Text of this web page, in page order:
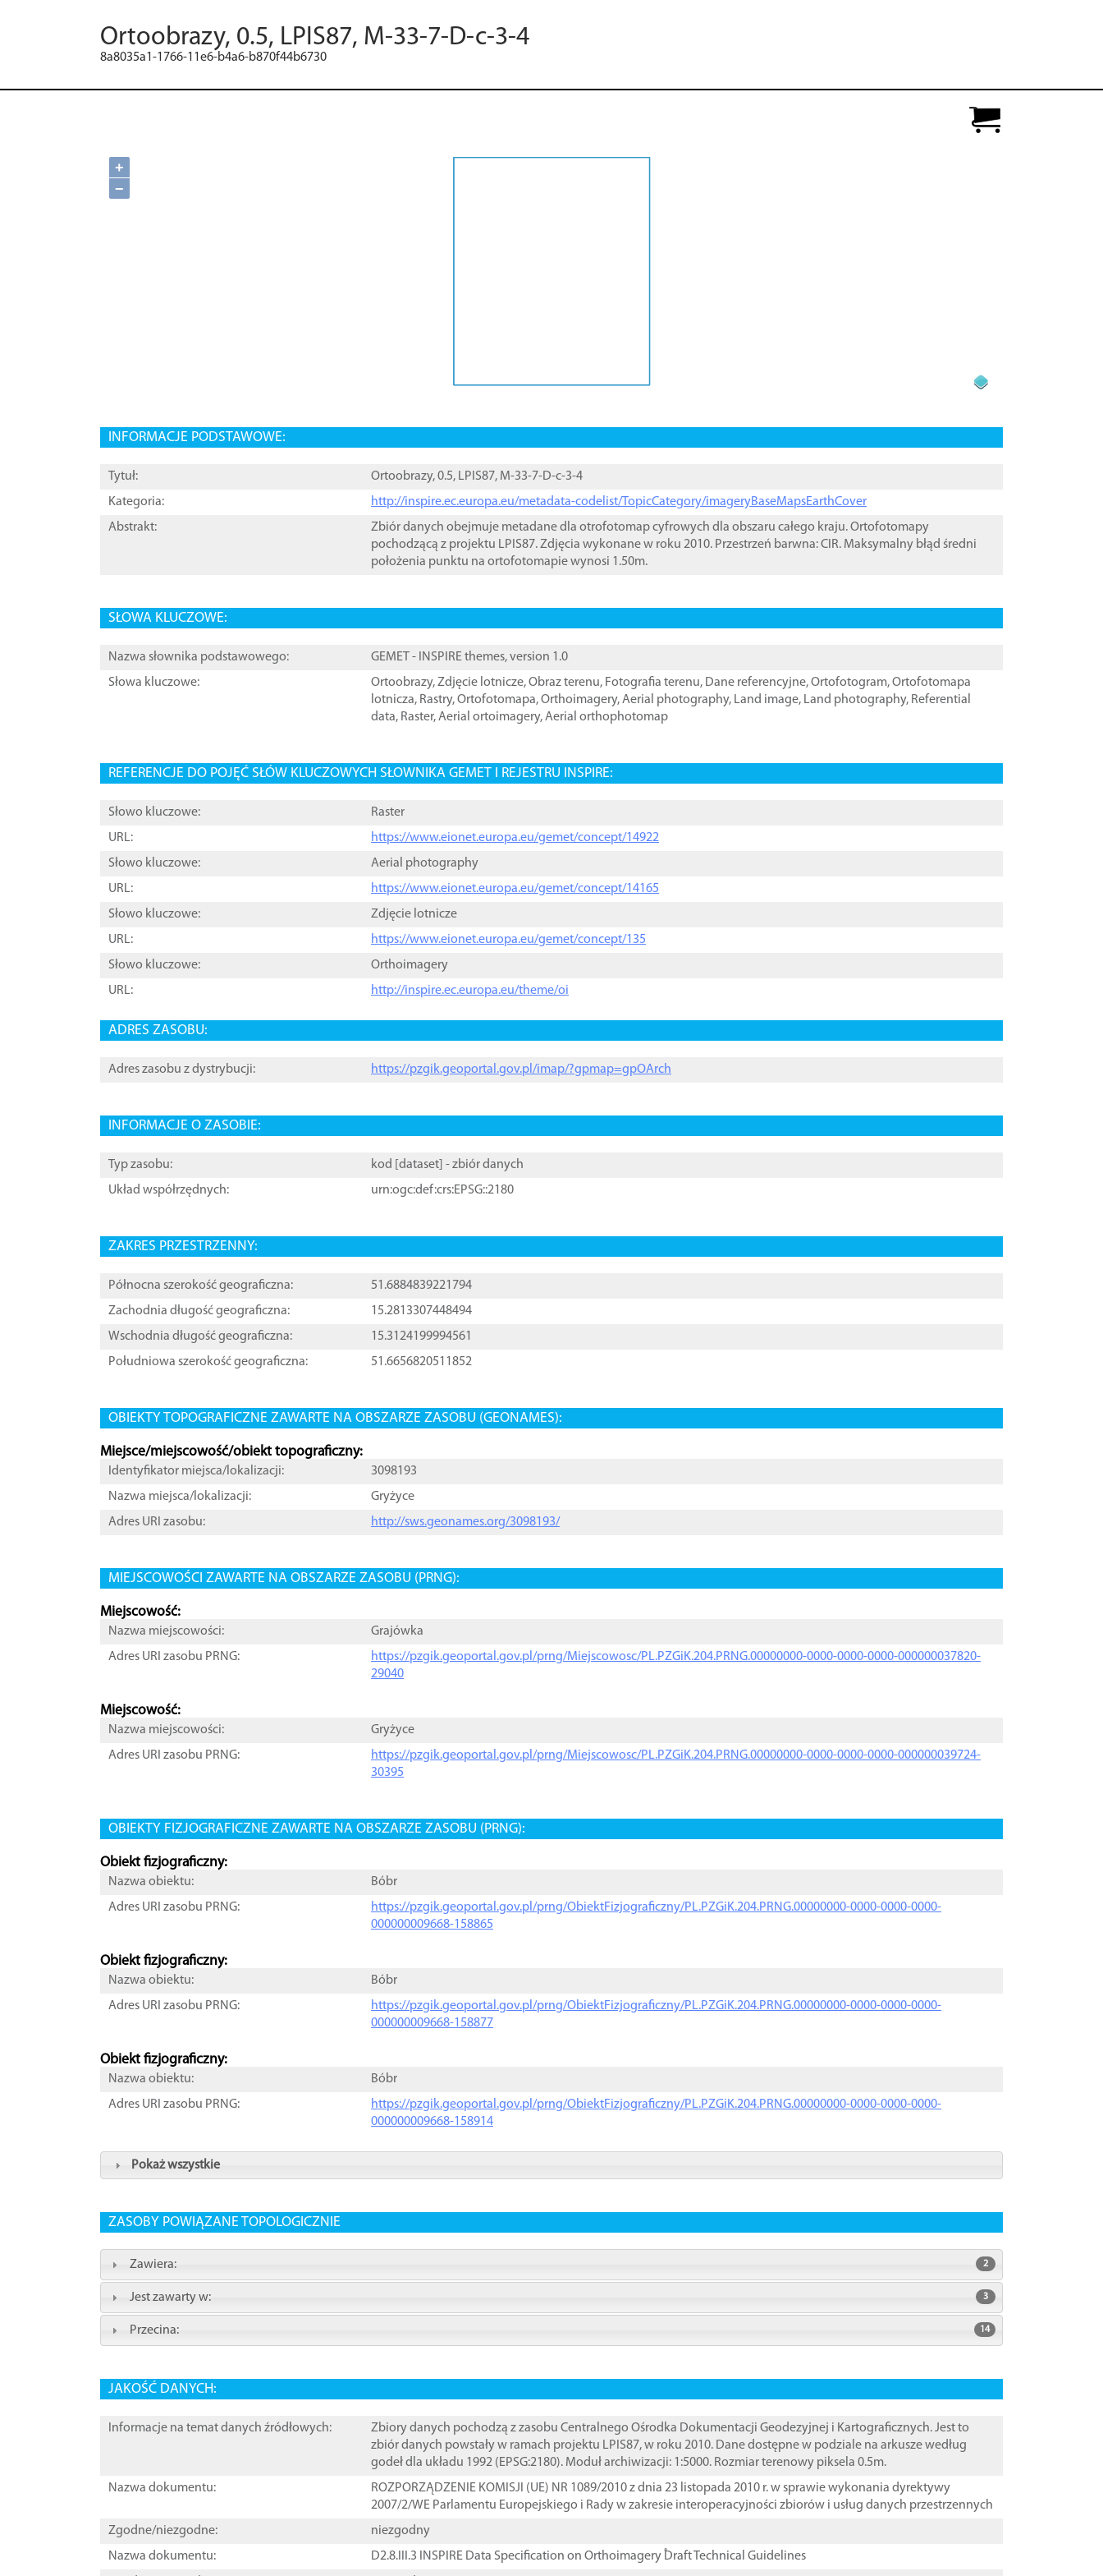
Ortoobrazy, 0.5, LPIS87, M-33-7-D-c-3-4
8a8035a1-1766-11e6-b4a6-b870f44b6730
+
−
INFORMACJE PODSTAWOWE:
Tytuł:
Ortoobrazy, 0.5, LPIS87, M-33-7-D-c-3-4
Kategoria:
http://inspire.ec.europa.eu/metadata-codelist/TopicCategory/imageryBaseMapsEarthCover
Abstrakt:
Zbiór danych obejmuje metadane dla otrofotomap cyfrowych dla obszaru całego kraju. Ortofotomapy
pochodzącą z projektu LPIS87. Zdjęcia wykonane w roku 2010. Przestrzeń barwna: CIR. Maksymalny błąd średni
położenia punktu na ortofotomapie wynosi 1.50m.
SŁOWA KLUCZOWE:
Nazwa słownika podstawowego:
GEMET - INSPIRE themes, version 1.0
Słowa kluczowe:
Ortoobrazy,Zdjęcie lotnicze,Obraz terenu, Fotografia terenu, Dane referencyjne,Ortofotogram,Ortofotomapa
lotnicza, Rastry,Ortofotomapa,Orthoimagery,Aerial photography, Land image, Land photography, Referential
data, Raster,Aerial ortoimagery,Aerial orthophotomap
REFERENCJE DO POJĘĆ SŁÓW KLUCZOWYCH SŁOWNIKA GEMET I REJESTRU INSPIRE:
Słowo kluczowe:
Raster
URL:
https://www.eionet.europa.eu/gemet/concept/14922
Słowo kluczowe:
Aerial photography
URL:
https://www.eionet.europa.eu/gemet/concept/14165
Słowo kluczowe:
Zdjęcie lotnicze
URL:
https://www.eionet.europa.eu/gemet/concept/135
Słowo kluczowe:
Orthoimagery
URL:
http://inspire.ec.europa.eu/theme/oi
ADRES ZASOBU:
Adres zasobu z dystrybucji: https://pzgik.geoportal.gov.pl/imap/?gpmap=gpOArch
INFORMACJE O ZASOBIE:
Typ zasobu: kod [ dataset ] - zbiór danych
Układ współrzędnych:
urn:ogc:def:crs:EPSG::2180
ZAKRES PRZESTRZENNY:
Północna szerokość geograficzna:
51.6884839221794
Zachodnia długość geograficzna:
15.2813307448494
Wschodnia długość geograficzna:
15.3124199994561
Południowa szerokość geograficzna:
51.6656820511852
OBIEKTY TOPOGRAFICZNE ZAWARTE NA OBSZARZE ZASOBU (GEONAMES):
Miejsce/miejscowość/obiekt topograficzny:
Identyfikator miejsca/lokalizacji:
3098193
Nazwa miejsca/lokalizacji:
Gryżyce
Adres URI zasobu:
http://sws.geonames.org/3098193/
MIEJSCOWOŚCI ZAWARTE NA OBSZARZE ZASOBU (PRNG):
Miejscowość:
Nazwa miejscowości:
Grajówka
Adres URI zasobu PRNG:
https://pzgik.geoportal.gov.pl/prng/Miejscowosc/PL.PZGiK.204.PRNG.00000000-0000-0000-0000-000000037820-
29040
Miejscowość:
Nazwa miejscowości:
Gryżyce
Adres URI zasobu PRNG:
https://pzgik.geoportal.gov.pl/prng/Miejscowosc/PL.PZGiK.204.PRNG.00000000-0000-0000-0000-000000039724-
30395
OBIEKTY FIZJOGRAFICZNE ZAWARTE NA OBSZARZE ZASOBU (PRNG):
Obiekt fizjograficzny:
Nazwa obiektu:
Bóbr
Adres URI zasobu PRNG:
https://pzgik.geoportal.gov.pl/prng/ObiektFizjograficzny/PL.PZGiK.204.PRNG.00000000-0000-0000-0000-
000000009668-158865
Obiekt fizjograficzny:
Nazwa obiektu:
Bóbr
Adres URI zasobu PRNG:
https://pzgik.geoportal.gov.pl/prng/ObiektFizjograficzny/PL.PZGiK.204.PRNG.00000000-0000-0000-0000-
000000009668-158877
Obiekt fizjograficzny:
Nazwa obiektu:
Bóbr
Adres URI zasobu PRNG:
https://pzgik.geoportal.gov.pl/prng/ObiektFizjograficzny/PL.PZGiK.204.PRNG.00000000-0000-0000-0000-
000000009668-158914
Pokaż wszystkie
ZASOBY POWIĄZANE TOPOLOGICZNIE
Zawiera: 2
Jest zawarty w: 3
Przecina: 14
JAKOŚĆ DANYCH:
Informacje na temat danych źródłowych:
Zbiory danych pochodzą z zasobu Centralnego Ośrodka Dokumentacji Geodezyjnej i Kartograficznych. Jest to
zbiór danych powstały w ramach projektu LPIS87, w roku 2010. Dane dostępne w podziale na arkusze według
godeł dla układu 1992 (EPSG:2180). Moduł archiwizacji: 1:5000. Rozmiar terenowy piksela 0.5m.
Nazwa dokumentu:
ROZPORZĄDZENIE KOMISJI (UE) NR 1089/2010 z dnia 23 listopada 2010 r. w sprawie wykonania dyrektywy
2007/2/WE Parlamentu Europejskiego i Rady w zakresie interoperacyjności zbiorów i usług danych przestrzennych
Zgodne/niezgodne:
niezgodny
Nazwa dokumentu:
D2.8.III.3 INSPIRE Data Specification on Orthoimagery ֠Draft Technical Guidelines